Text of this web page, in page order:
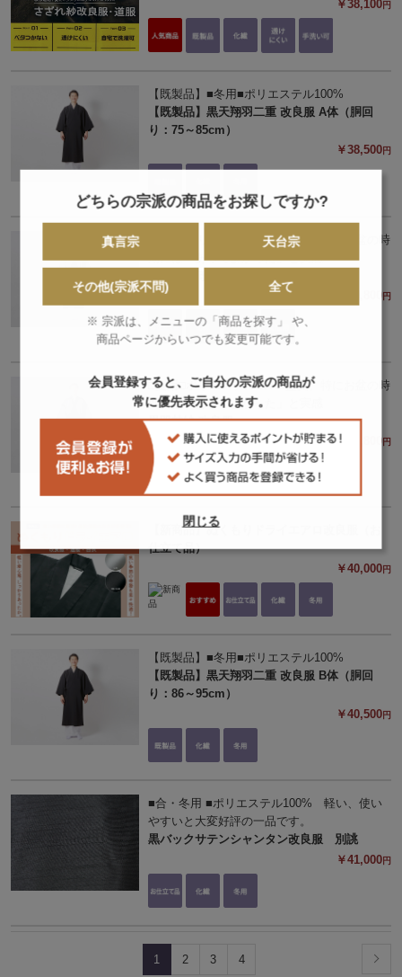
￥38,100円
【既製品】■冬用■ポリエステル100%
【既製品】黒天翔羽二重 改良服 A体（胴回
り：75～85cm）
￥38,500円
□夏用□ポリエステル100%盛夏、特にお盆の時
期には「あってよかった」と実感
￥39,800円
□夏用□ポリエステル100%盛夏、特にお盆の時
期には「あってよかった」と実感
黒双林紗 改良服
￥39,800円- ￥41,800円
【新商品】ぬくもりドライエアロ改良服（お
仕立て品）
￥40,000円
【既製品】■冬用■ポリエステル100%
【既製品】黒天翔羽二重 改良服 B体（胴回
り：86～95cm）
￥40,500円
■合・冬用 ■ポリエステル100% 軽い、使い
やすいと大変好評の一品です。
黒バックサテンシャンタン改良服 別誂
￥41,000円
1 2 3 4
どちらの宗派の商品をお探しですか?
真言宗 天台宗
その他(宗派不問) 全て
※ 宗派は、メニューの「商品を探す」 や、
商品ページからいつでも変更可能です。
会員登録すると、ご自分の宗派の商品が
常に優先表示されます。
閉じる